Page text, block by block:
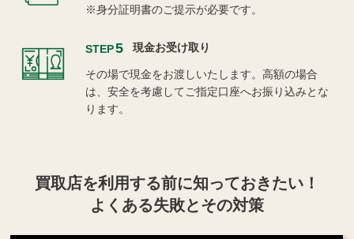
※身分証明書のご提示が必要です。
STEP5 現金お受け取り
その場で現金をお渡しいたします。高額の場合
は、安全を考慮してご指定口座へお振り込みとな
ります。
買取店を利用する前に知っておきたい！
よくある失敗とその対策